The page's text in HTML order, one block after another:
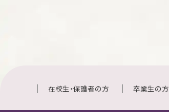
在校生・保護者の方 卒業生の方